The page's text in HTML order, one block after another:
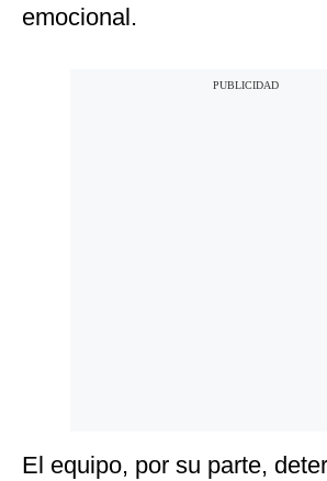
emocional.
El equipo, por su parte,